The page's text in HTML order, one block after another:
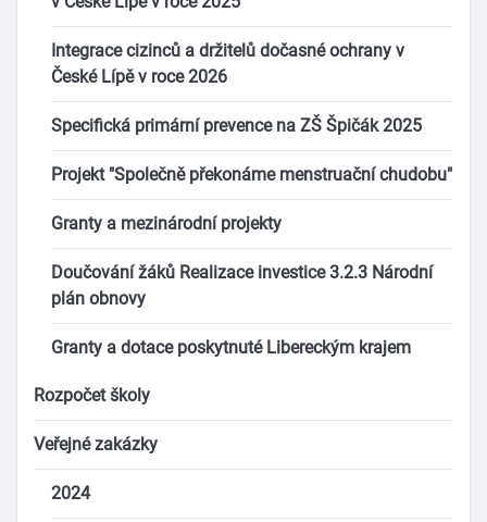
Integrace cizinců a držitelů dočasné ochrany v
České Lípě v roce 2026
Specifická primární prevence na ZŠ Špičák 2025
Projekt "Společně překonáme menstruační chudobu"
Granty a mezinárodní projekty
Doučování žáků Realizace investice 3.2.3 Národní
plán obnovy
Granty a dotace poskytnuté Libereckým krajem
Rozpočet školy
Veřejné zakázky
2024